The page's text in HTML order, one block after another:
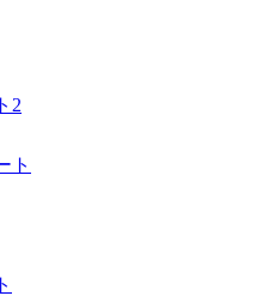
2
ト